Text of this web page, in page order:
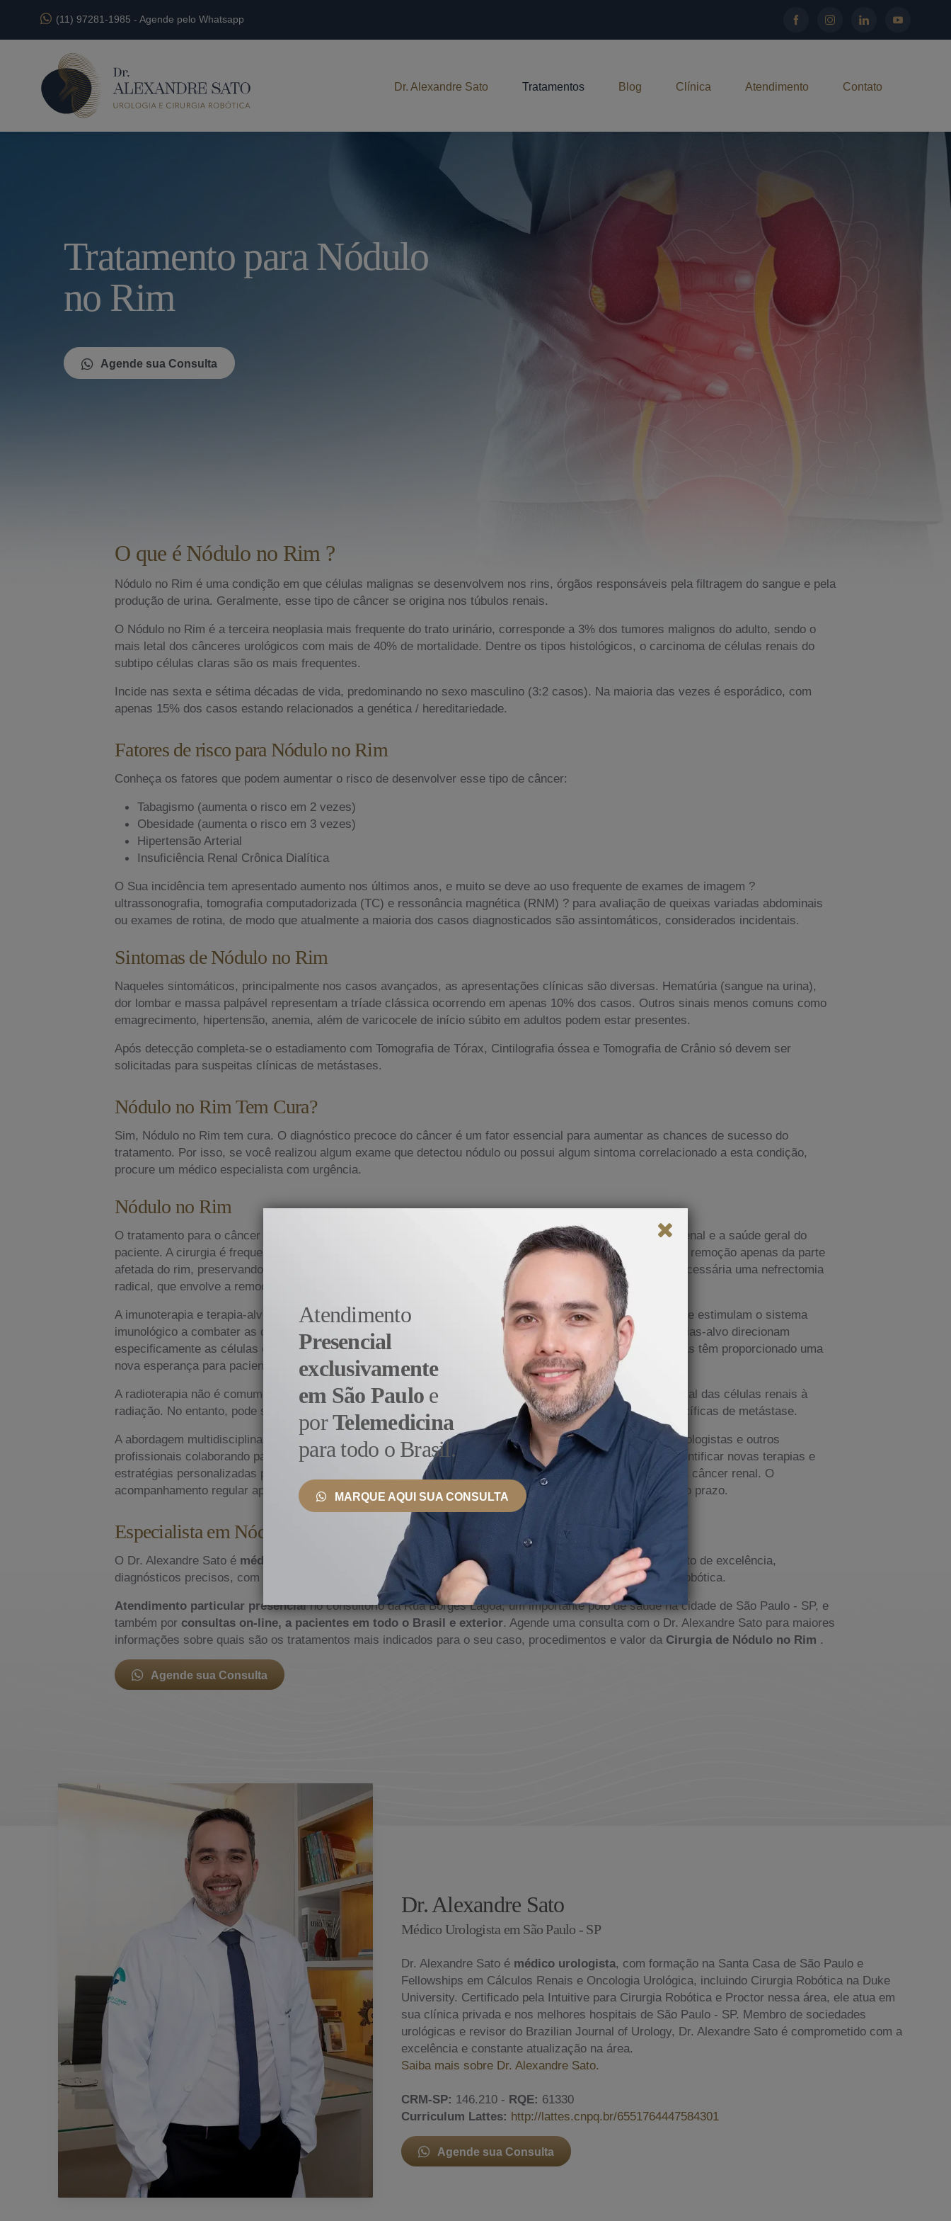
(11) 97281-1985 - Agende pelo Whatsapp
Dr. Alexandre Sato Tratamentos Blog Clínica Atendimento Contato
Tratamento para Nódulo
no Rim
Agende sua Consulta
O que é Nódulo no Rim ?
Nódulo no Rim é uma condição em que células malignas se desenvolvem nos rins, órgãos responsáveis pela filtragem do sangue e pela
produção de urina. Geralmente, esse tipo de câncer se origina nos túbulos renais.
O Nódulo no Rim é a terceira neoplasia mais frequente do trato urinário, corresponde a 3% dos tumores malignos do adulto, sendo o
mais letal dos cânceres urológicos com mais de 40% de mortalidade. Dentre os tipos histológicos, o carcinoma de células renais do
subtipo células claras são os mais frequentes.
Incide nas sexta e sétima décadas de vida, predominando no sexo masculino (3:2 casos). Na maioria das vezes é esporádico, com
apenas 15% dos casos estando relacionados a genética / hereditariedade.
Fatores de risco para Nódulo no Rim
Conheça os fatores que podem aumentar o risco de desenvolver esse tipo de câncer:
Tabagismo (aumenta o risco em 2 vezes)
Obesidade (aumenta o risco em 3 vezes)
Hipertensão Arterial
Insuficiência Renal Crônica Dialítica
O Sua incidência tem apresentado aumento nos últimos anos, e muito se deve ao uso frequente de exames de imagem ?
ultrassonografia, tomografia computadorizada (TC) e ressonância magnética (RNM) ? para avaliação de queixas variadas abdominais
ou exames de rotina, de modo que atualmente a maioria dos casos diagnosticados são assintomáticos, considerados incidentais.
Sintomas de Nódulo no Rim
Naqueles sintomáticos, principalmente nos casos avançados, as apresentações clínicas são diversas. Hematúria (sangue na urina),
dor lombar e massa palpável representam a tríade clássica ocorrendo em apenas 10% dos casos. Outros sinais menos comuns como
emagrecimento, hipertensão, anemia, além de varicocele de início súbito em adultos podem estar presentes.
Após detecção completa-se o estadiamento com Tomografia de Tórax, Cintilografia óssea e Tomografia de Crânio só devem ser
solicitadas para suspeitas clínicas de metástases.
Nódulo no Rim Tem Cura?
Sim, Nódulo no Rim tem cura. O diagnóstico precoce do câncer é um fator essencial para aumentar as chances de sucesso do
tratamento. Por isso, se você realizou algum exame que detectou nódulo ou possui algum sintoma correlacionado a esta condição,
procure um médico especialista com urgência.
Nódulo no Rim
O tratamento para o câncer de rim depende de vários fatores, como o estágio da doença, o tipo de câncer renal e a saúde geral do
paciente. A cirurgia é frequentemente a principal opção para tumores renais. A nefrectomia parcial envolve a remoção apenas da parte
afetada do rim, preservando o máximo possível do órgão saudável. Em casos mais avançados, pode ser necessária uma nefrectomia
radical, que envolve a remoção completa do rim afetado.
A imunoterapia e terapia-alvo são abordagens inovadoras no tratamento do câncer de rim. Medicamentos que estimulam o sistema
imunológico a combater as células cancerígenas têm mostrado eficácia em alguns casos. Além disso, terapias-alvo direcionam
especificamente as células cancerígenas, bloqueando sinais que promovem seu crescimento. Essas terapias têm proporcionado uma
nova esperança para pacientes com câncer renal metastático.
A radioterapia não é comumente utilizada no tratamento primário do câncer de rim devido à resistência natural das células renais à
radiação. No entanto, pode ser empregada em casos específicos para aliviar sintomas ou tratar áreas específicas de metástase.
A abordagem multidisciplinar é essencial no tratamento do câncer de rim, com oncologistas, cirurgiões, radiologistas e outros
profissionais colaborando para desenvolver o melhor plano para cada paciente. A pesquisa contínua visa identificar novas terapias e
estratégias personalizadas para melhorar ainda mais os resultados e a qualidade de vida dos pacientes com câncer renal. O
acompanhamento regular após o tratamento é crucial para monitorar a recorrência e garantir a saúde a longo prazo.
Especialista em Nódulo no Rim
O Dr. Alexandre Sato é médico especialista em Nódulo no Rim, que se diferencia por oferecer atendimento de excelência,
diagnósticos precisos, com acesso a técnicas cirúrgicas modernas e tecnologia de ponta, como a cirurgia robótica.
Atendimento particular presencialno consultório da Rua Borges Lagoa, um importante polo de saúde na cidade de São Paulo - SP, e
também por consultas on-line, a pacientes em todo o Brasil e exterior. Agende uma consulta com o Dr. Alexandre Sato para maiores
informações sobre quais são os tratamentos mais indicados para o seu caso, procedimentos e valor da Cirurgia de Nódulo no Rim .
Agende sua Consulta
Dr. Alexandre Sato
Médico Urologista em São Paulo - SP
Dr. Alexandre Sato é médico urologista, com formação na Santa Casa de São Paulo e
Fellowships em Cálculos Renais e Oncologia Urológica, incluindo Cirurgia Robótica na Duke
University. Certificado pela Intuitive para Cirurgia Robótica e Proctor nessa área, ele atua em
sua clínica privada e nos melhores hospitais de São Paulo - SP. Membro de sociedades
urológicas e revisor do Brazilian Journal of Urology, Dr. Alexandre Sato é comprometido com a
excelência e constante atualização na área.
Saiba mais sobre Dr. Alexandre Sato.
CRM-SP: 146.210 - RQE: 61330
Curriculum Lattes: http://lattes.cnpq.br/6551764447584301
Agende sua Consulta
Atendimento
Presencial
exclusivamente
em São Paulo e
porTelemedicina
para todo o Brasil.
MARQUE AQUI SUA CONSULTA